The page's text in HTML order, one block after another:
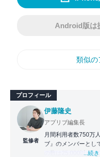
Android版は
類似の
プロフィール
監修者
伊藤隆史
アプリブ編集長
月間利用者数750万
ブ』のメンバーとし
の数は25,000以上
...続